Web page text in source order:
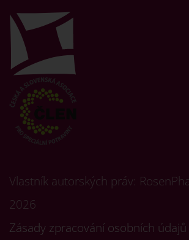
Vlastník autorských práv:
2026
Zásady zpracování osobních údajů